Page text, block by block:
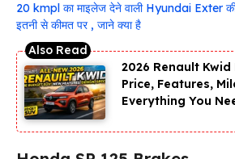
20 kmpl का माइलेज देने वाली Hyundai Exter की
इतनी से कीमत पर , जाने क्या है
2026 Renault
Price, Features,
Everything You